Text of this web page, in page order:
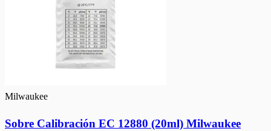
Milwaukee
Sobre Calibración EC 12880 (20ml) Milwaukee